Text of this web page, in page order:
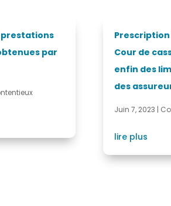
prestations
par
Cour de
enfin des
des
Juin 7, 2023 |
lire plus